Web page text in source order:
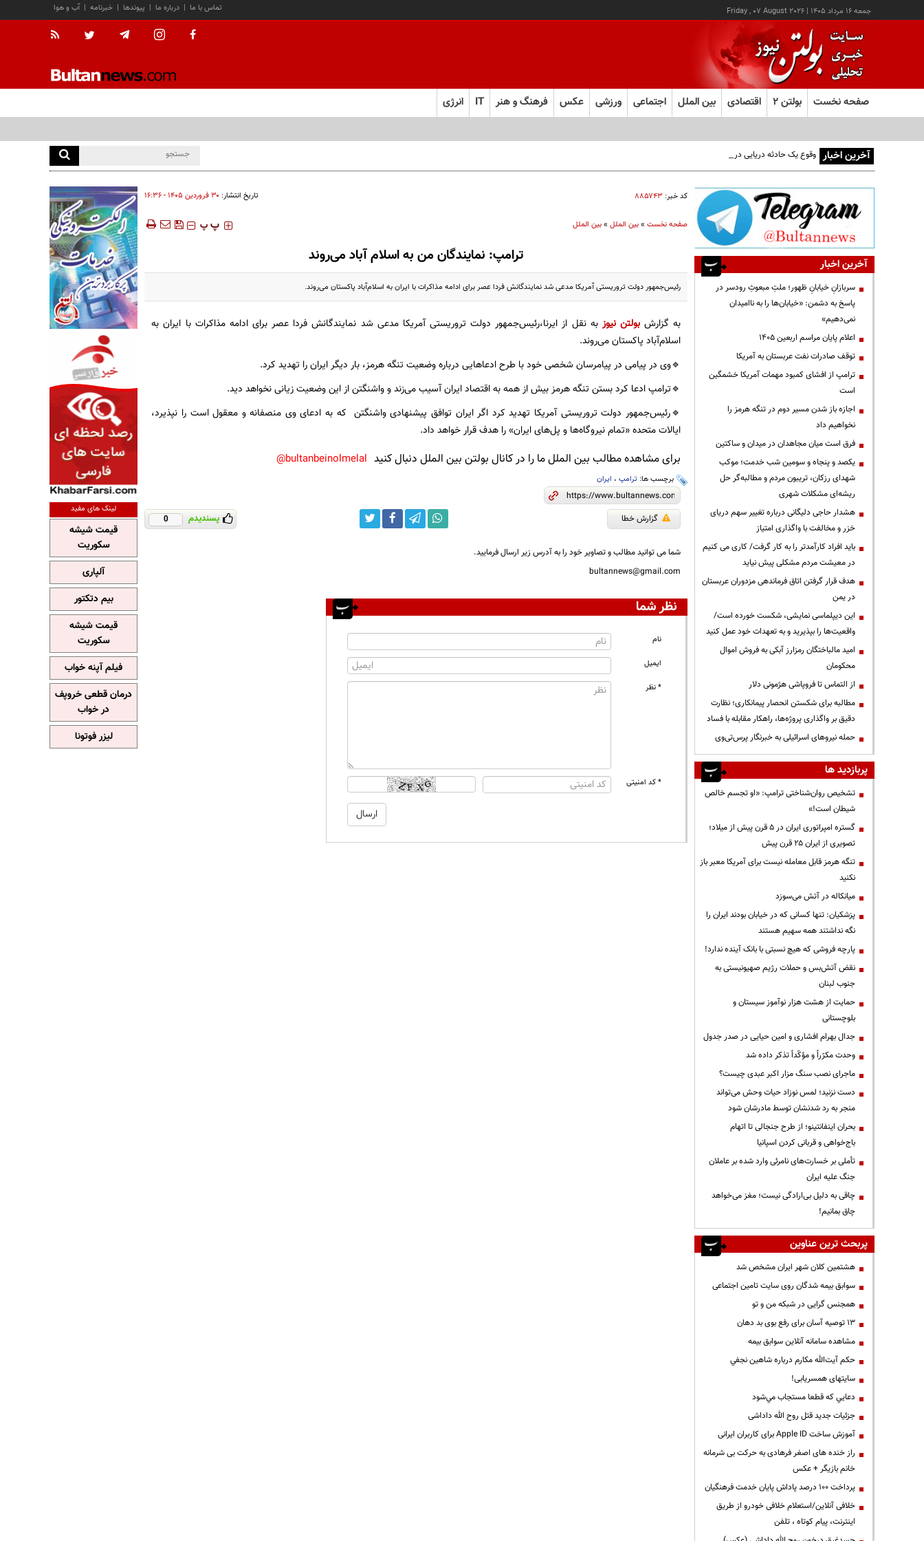
جمعه ۱۶ مرداد ۱۴۰۵ |
Friday , 07 August 2026 آب و هوا | خبرنامه | پیوندها | درباره ما | تماس با ما
صفحه نخست بولتن ۲ اقتصادی بین الملل اجتماعی ورزشی عکس فرهنگ و هنر IT انرژی
آخرین اخبار وقوع یک حادثه دریایی در جنوب شرق عدن
کد خبر: ۸۸۵۷۴۳ تاریخ انتشار: ۳۰ فروردين ۱۴۰۵ - ۱۶:۳۶
صفحه نخست»بین الملل»بین الملل ‍‍‍ پ پ
ترامپ: نمایندگان من به اسلام آباد می‌روند
رئیس‌جمهور دولت تروریستی آمریکا مدعی شد نمایندگانش فردا عصر برای ادامه مذاکرات با ایران به اسلام‌آباد پاکستان می‌روند.
به گزارش بولتن نیوز به نقل از ایرنا،رئیس‌جمهور دولت تروریستی آمریکا مدعی شد نمایندگانش فردا عصر برای ادامه مذاکرات با ایران به
اسلام‌آباد پاکستان می‌روند.
🔹وی در پیامی در پیامرسان شخصی خود با طرح ادعاهایی درباره وضعیت تنگه هرمز، بار دیگر ایران را تهدید کرد.
🔹ترامپ ادعا کرد بستن تنگه هرمز بیش از همه به اقتصاد ایران آسیب می‌زند و واشنگتن از این وضعیت زیانی نخواهد دید.
🔹رئیس‌جمهور دولت تروریستی آمریکا تهدید کرد اگر ایران توافق پیشنهادی واشنگتن که به ادعای وی منصفانه و معقول است را نپذیرد،
ایالات متحده «تمام نیروگاه‌ها و پل‌های ایران» را هدف قرار خواهد داد.
برای مشاهده مطالب بین الملل ما را در کانال بولتن بین الملل دنبال کنید bultanbeinolmelal@
برچسب ها: ترامپ، ایران
گزارش خطا پسندیدم 0
شما می توانید مطالب و تصاویر خود را به آدرس زیر ارسال فرمایید.
bultannews@gmail.com
نظر شما
نام
ایمیل
* نظر
* کد امنیتی
آخرین اخبار
سربازانِ خیابانِ ظهور؛ ملتِ مبعوثِ رودسر در
پاسخ به دشمن: «خیابان‌ها را به ناامیدان
نمی‌دهیم»
اعلام پایان مراسم اربعین ۱۴۰۵
توقف صادرات نفت عربستان به آمریکا
ترامپ از افشای کمبود مهمات آمریکا خشمگین
است
اجازه باز شدن مسیر دوم در تنگه هرمز را
نخواهیم داد
فرق است میان مجاهدان در میدان و ساکتین
یکصد و پنجاه و سومین شب خدمت؛ موکب
شهدای رزکان، تریبون مردم و مطالبه‌گر حل
ریشه‌ای مشکلات شهری
هشدار حاجی دلیگانی درباره تغییر سهم دریای
خزر و مخالفت با واگذاری امتیاز
باید افراد کارآمدتر را به کار گرفت/ کاری می کنیم
در معیشت مردم مشکلی پیش نیاید
هدف قرار گرفتن اتاق‌ فرماندهی مزدوران عربستان
در یمن
این دیپلماسی نمایشی، شکست خورده است/
واقعیت‌ها را بپذیرید و به تعهدات خود عمل کنید
امید مالباختگان رمزارز آبکی به فروش اموال
محکومان
از التماس تا فروپاشی هژمونی دلار
مطالبه برای شکستن انحصار پیمانکاری؛ نظارت
دقیق بر واگذاری پروژه‌ها، راهکار مقابله با فساد
حمله نیروهای اسرائیلی به خبرنگار پرس‌تی‌وی
پربازدید ها
تشخیص روان‌شناختی ترامپ: «او تجسم خالص
شیطان است!»
گستره امپراتوری ایران در ۵ قرن پیش از میلاد؛
تصویری از ایران ۲۵ قرن پیش
تنگه هرمز قابل معامله نیست برای آمریکا معبر باز
نکنید
میانکاله در آتش می‌سوزد
پزشکیان: تنها کسانی که در خیابان بودند ایران را
نگه نداشتند همه سهیم هستند
پارچه فروشی که هیچ نسبتی با بانک آینده ندارد!
نقض آتش‌بس و حملات رژیم صهیونیستی به
جنوب لبنان
حمایت از هشت هزار نوآموز سیستان و
بلوچستانی
جدال بهرام افشاری و امین حیایی در صدر جدول
وحدت مکرّراً و مؤکّداً تذکر داده شد
ماجرای نصب سنگ مزار اکبر عبدی چیست؟
دست نزنید؛ لمس نوزاد حیات وحش می‌تواند
منجر به رد شدنشان توسط مادرشان شود
بحران اینفانتینو؛ از طرح جنجالی تا اتهام
باج‌خواهی و قربانی کردن اسپانیا
تأملی بر خسارت‌های نامرئی وارد شده بر عاملان
جنگ علیه ایران
چاقی به دلیل بی‌ارادگی نیست؛ مغز می‌خواهد
چاق بمانیم!
پربحث ترین عناوین
هشتمین کلان شهر ایران مشخص شد
سوابق بیمه شدگان روی سایت تامین اجتماعی
همجنس گرایی در شبکه من و تو
13 توصیه آسان برای رفع بوی بد دهان
مشاهده سامانه آنلاين سوابق بیمه
حكم آيت‌الله مكارم درباره شاهين نجفي
سایتهای همسریابی!
دعايي كه قطعا مستجاب مي‌شود
جزئیات جدید قتل روح الله داداشی
آموزش ساخت Apple ID برای کاربران ایرانی
راز خنده های اصغر فرهادی به حرکت بی شرمانه
خانم بازیگر + عکس
پرداخت ۱۰۰ درصد پاداش پایان خدمت فرهنگیان
خلافی آنلاین/استعلام خلافی خودرو از طریق
اینترنت، پیام کوتاه ، تلفن
لینک های مفید
قیمت شیشه
سکوریت
آلپاری
بیم دتکتور
قیمت شیشه
سکوریت
فیلم آپنه خواب
درمان قطعی خروپف
در خواب
لیزر فوتونا